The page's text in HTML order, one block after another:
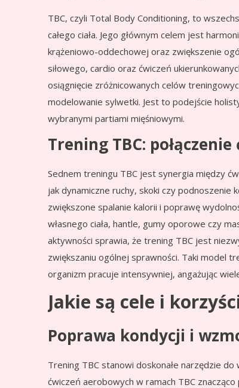
TBC, czyli Total Body Conditioning, to
całego ciała. Jego głównym celem jest
krążeniowo-oddechowej oraz zwiększenie
siłowego, cardio oraz ćwiczeń
osiągnięcie zróżnicowanych celów
modelowanie sylwetki. Jest to podejście
wybranymi partiami mięśniowymi.
Trening TBC:
Sednem treningu TBC jest synergia między
jak dynamiczne ruchy, skoki czy podnoszenie
zwiększone spalanie kalorii i poprawę
własnego ciała, hantle, gumy oporowe czy
aktywności sprawia, że trening TBC jest
zwiększaniu ogólnej sprawności. Taki model
organizm pracuje intensywniej, angażując
Jakie są cele i
Poprawa kondycji i
Trening TBC stanowi doskonałe narzędzie
ćwiczeń aerobowych w ramach TBC